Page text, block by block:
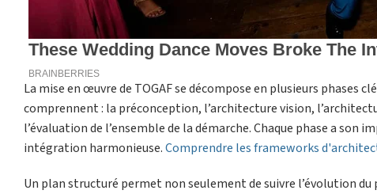
La mise en œuvre de TOGAF se décompose en plusieurs phases
comprennent : la préconception, l’architecture vision,
l’évaluation de l’ensemble de la démarche. Chaque phase a
intégration harmonieuse.Comprendre les frameworks
Un plan structuré permet non seulement de suivre l’évolution